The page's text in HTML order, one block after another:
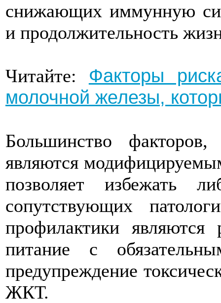
снижающих иммунную
и продолжительность
Читайте: Факторы
молочной железы,
Большинство
являются
позволяет избежать
сопутствующих
профилактики являются
питание с
предупреждение
ЖКТ.